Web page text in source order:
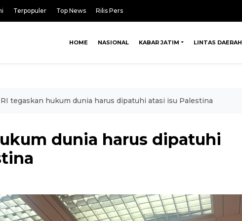
Terpopuler Top News Rilis Pers
HOME NASIONAL KABAR JATIM LINTAS DAERAH
RI tegaskan hukum dunia harus dipatuhi atasi isu Palestina
dunia harus dipatuhi